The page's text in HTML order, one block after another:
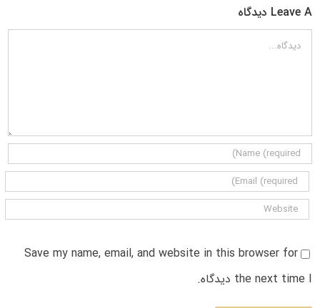
Leave A دیدگاه
دیدگاه
Save my name, email, and website in this browser for
the next time I دیدگاه.